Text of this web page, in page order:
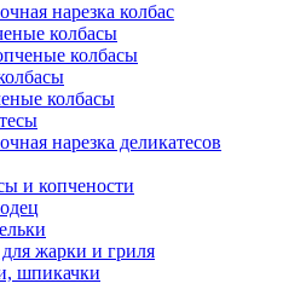
нарезка колбас
колбасы
колбасы
колбасы
нарезка деликатесов
и копчености
жарки и гриля
шпикачки